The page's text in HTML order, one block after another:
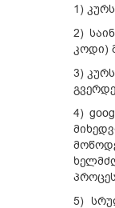
1)
2)
კოდი)
3)
4)
5)